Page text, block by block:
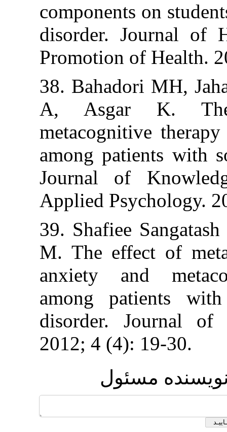
components on
disorder.
Promotion of
38. Bahadori
A, Asgar
metacognitive
among
Journal of
Applied
39. Shafiee
M. The effect
anxiety and
among
disorder.
2012; 4 (4): 19-
مسئول